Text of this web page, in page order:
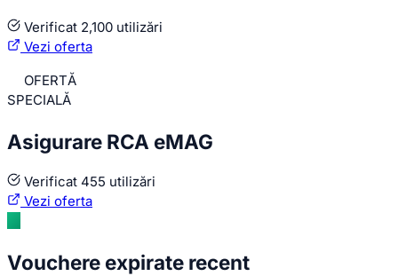
Verificat 2,100 utilizări
Vezi oferta
OFERTĂ
SPECIALĂ
Asigurare RCA eMAG
Verificat 455 utilizări
Vezi oferta
Vouchere expirate recent